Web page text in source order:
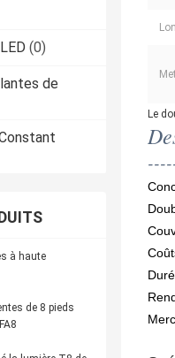
(0)
de
à haute
de 8 pieds
Le